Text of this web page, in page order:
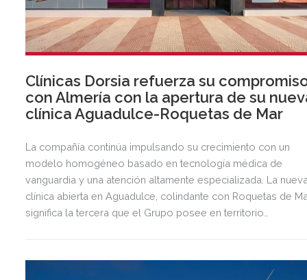
Clínicas Dorsia refuerza su
con Almería con la apertura de su
clínica Aguadulce-Roquetas de Mar
La compañía continúa impulsando su crecimiento con un
modelo homogéneo basado en tecnología médica de
vanguardia y una atención altamente especializada. La
clínica abierta en Aguadulce, colindante con Roquetas de
significa la tercera que el Grupo posee en territorio